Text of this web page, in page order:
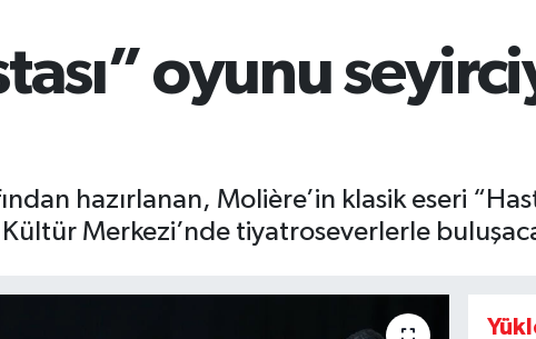
oyunu
hazırlanan, Molière’in klasik eseri
Merkezi’nde tiyatroseverlerle